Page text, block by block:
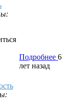
Подробнее6
лет назад